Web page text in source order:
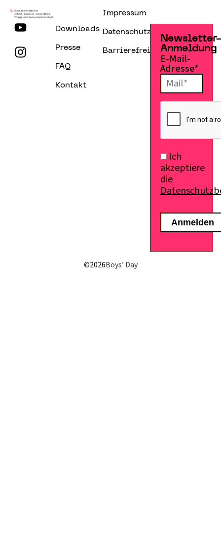
Downloads
Presse
FAQ
Kontakt
Impressum
Datenschutzerklärung
Barrierefreiheitserklärung
Anmeldung
E-Mail-
Adresse*
Ich
akzeptiere
die
©2026Boys’ Day